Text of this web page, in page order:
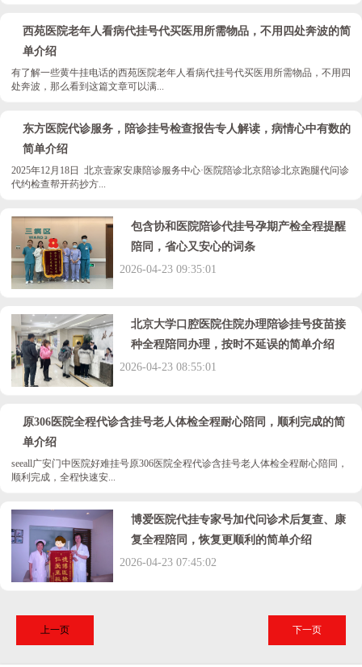
西苑医院老年人看病代挂号代买医用所需物品，不用四处奔波的简
单介绍
有了解一些黄牛挂电话的西苑医院老年人看病代挂号代买医用所需物品，不用四
处奔波，那么看到这篇文章可以满...
东方医院代诊服务，陪诊挂号检查报告专人解读，病情心中有数的
简单介绍
2025年12月18日 北京壹家安康陪诊服务中心·医院陪诊北京陪诊北京跑腿代问诊
代约检查帮开药抄方...
包含协和医院陪诊代挂号孕期产检全程提醒
陪同，省心又安心的词条
2026-04-23 09:35:01
北京大学口腔医院住院办理陪诊挂号疫苗接
种全程陪同办理，按时不延误的简单介绍
2026-04-23 08:55:01
原306医院全程代诊含挂号老人体检全程耐心陪同，顺利完成的简
单介绍
seeall广安门中医院好难挂号原306医院全程代诊含挂号老人体检全程耐心陪同，
顺利完成，全程快速安...
博爱医院代挂专家号加代问诊术后复查、康
复全程陪同，恢复更顺利的简单介绍
2026-04-23 07:45:02
上一页 下一页